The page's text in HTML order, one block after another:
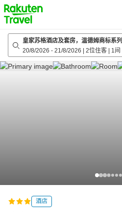
to
top
page
皇家苏格酒店及套房，温德姆商标系列
20/8/2026 - 21/8/2026 2位住客 1间
酒店